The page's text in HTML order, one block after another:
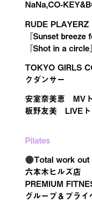
NaNa,CO-
RUDE PLAYERZ
『Sunset breeze
『Shot in a circle
TOKYO GIRLS
クダンサー
安室奈美恵 MV
板野友美 LIVEト
Pilates
Total work out
六本木ヒルズ店
PREMIUM
グループ＆プライ